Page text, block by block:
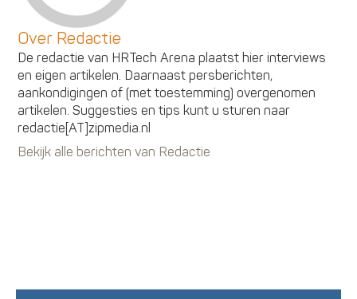
Over Redactie
De redactie van HRTech Arena plaatst hier interviews
en eigen artikelen. Daarnaast persberichten,
aankondigingen of (met toestemming) overgenomen
artikelen. Suggesties en tips kunt u sturen naar
redactie[AT]zipmedia.nl
Bekijk alle berichten van Redactie